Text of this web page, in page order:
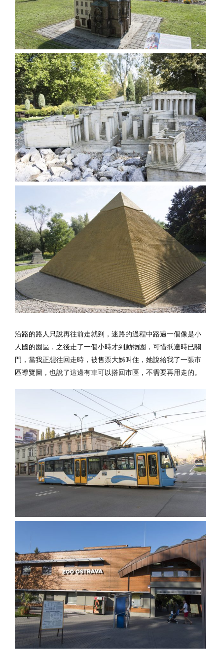
沿路的路人只說再往前走就到，迷路的過程中路過一個像是小
人國的園區，之後走了一個小時才到動物園，可惜扺達時已關
門，當我正想往回走時，被售票大姊叫住，她說給我了一張市
區導覽圖，也說了這邊有車可以搭回市區，不需要再用走的。